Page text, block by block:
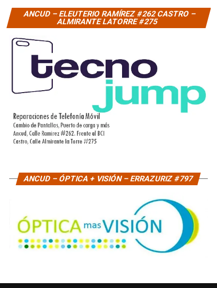
ANCUD – ELEUTERIO RAMÍREZ #262 CASTRO –
ALMIRANTE LATORRE #275
ANCUD – ÓPTICA + VISIÓN – ERRAZURIZ #797